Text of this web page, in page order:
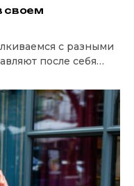
своем
с разными
после себя